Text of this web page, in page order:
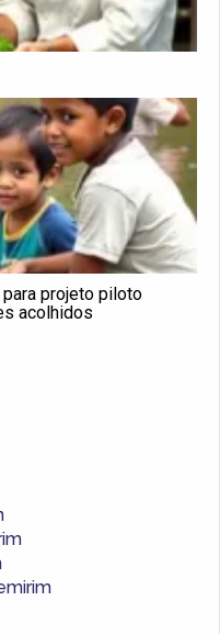
projeto piloto
acolhidos